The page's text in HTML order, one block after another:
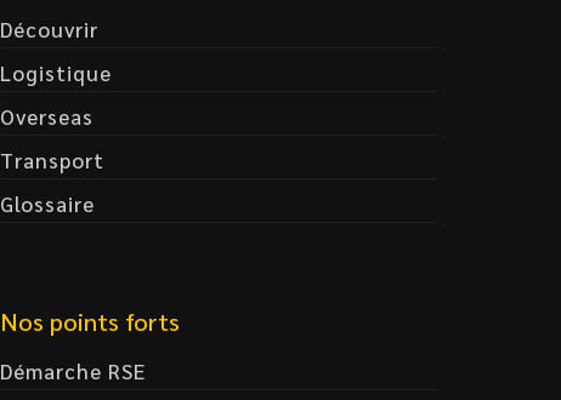
Découvrir
Logistique
Overseas
Transport
Glossaire
Nos points forts
Démarche RSE